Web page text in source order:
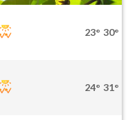
23° 30°
24° 31°